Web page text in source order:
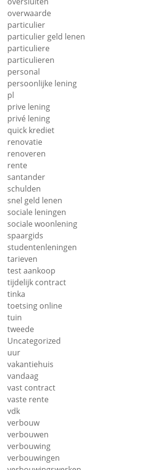
overwaarde
particulier
particulier geld lenen
particuliere
particulieren
personal
persoonlijke lening
pl
prive lening
privé lening
quick krediet
renovatie
renoveren
rente
santander
schulden
snel geld lenen
sociale leningen
sociale woonlening
spaargids
studentenleningen
tarieven
test aankoop
tijdelijk contract
tinka
toetsing online
tuin
tweede
Uncategorized
uur
vakantiehuis
vandaag
vast contract
vaste rente
vdk
verbouw
verbouwen
verbouwing
verbouwingen